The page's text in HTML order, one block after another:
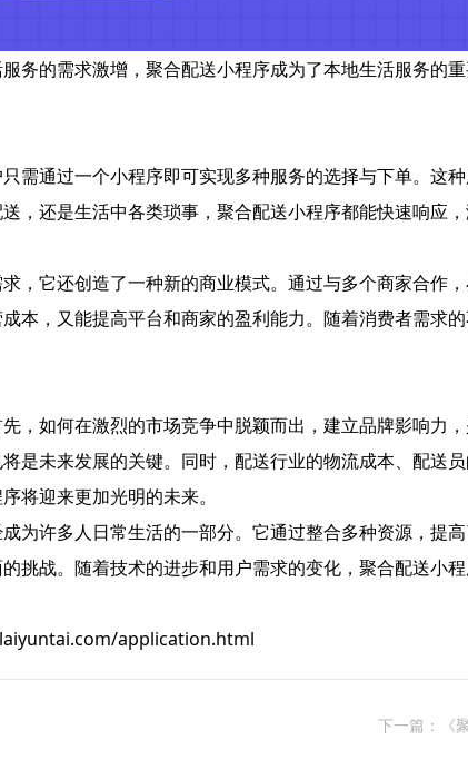
务的需求激增，聚合配送小程序成为了本地生活服务的
需通过一个小程序即可实现多种服务的选择与下单。这
，还是生活中各类琐事，聚合配送小程序都能快速响应，
，它还创造了一种新的商业模式。通过与多个商家合作
本，又能提高平台和商家的盈利能力。随着消费者需求
，如何在激烈的市场竞争中脱颖而出，建立品牌影响力
是未来发展的关键。同时，配送行业的物流成本、配送
将迎来更加光明的未来。
为许多人日常生活的一部分。它通过整合多种资源，提
挑战。随着技术的进步和用户需求的变化，聚合配送小
laiyuntai.com/application.html
下一篇：《